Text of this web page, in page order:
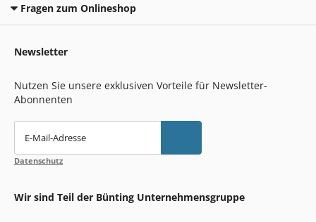
Fragen zum Onlineshop
Newsletter
Nutzen Sie unsere exklusiven Vorteile für Newsletter-
Abonnenten
E-Mail-Adresse
Datenschutz
Wir sind Teil der Bünting Unternehmensgruppe